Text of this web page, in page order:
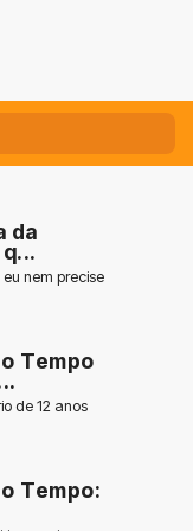
da
nem precise
Tempo
de 12 anos
Tempo: